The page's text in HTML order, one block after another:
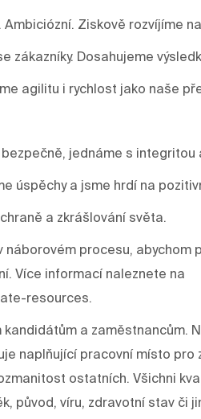
Ziskově rozvíjíme
zákazníky. Dosahujeme
agilitu i rychlost jako naše
jednáme s integritou
úspěchy a jsme hrdí na
a zkrášlování světa.
náborovém procesu,
Více informací naleznete na
resources.
a zaměstnancům.
naplňující pracovní místo
ostatních. Všichni
původ, víru, zdravotní stav či